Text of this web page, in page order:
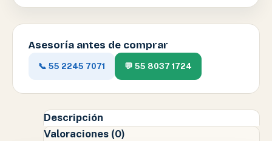
Asesoría antes de comprar
📞 55 2245 7071 💬 55 8037 1724
Descripción
Valoraciones (0)